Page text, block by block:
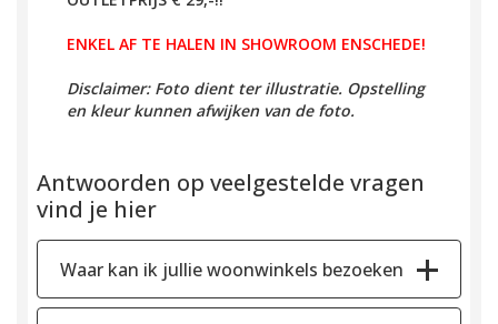
ENKEL AF TE HALEN IN SHOWROOM ENSCHEDE!
Disclaimer: Foto dient ter illustratie. Opstelling
en kleur kunnen afwijken van de foto.
Antwoorden op veelgestelde vragen
vind je hier
Waar kan ik jullie woonwinkels bezoeken